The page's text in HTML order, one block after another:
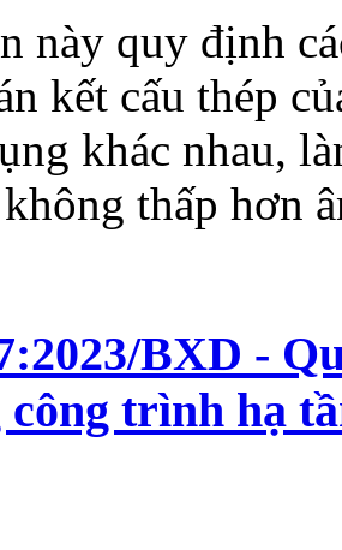
này quy định
kết cấu thép
khác nhau,
thấp hơn
BXD -
công trình hạ